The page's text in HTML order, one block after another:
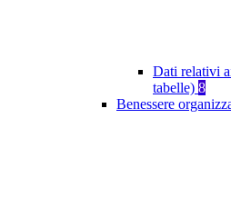
Dati relativi
tabelle) 8
Benessere